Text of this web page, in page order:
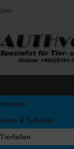
& Zubehör